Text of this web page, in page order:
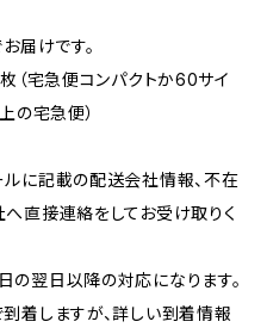
届けです。
（宅急便コンパクトか60サイ
の宅急便）
に記載の配送会社情報、不在
直接連絡をしてお受け取りく
翌日以降の対応になります。
着しますが、詳しい到着情報